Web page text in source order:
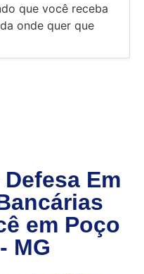
que você receba
onde quer que
Em
em Poço
MG